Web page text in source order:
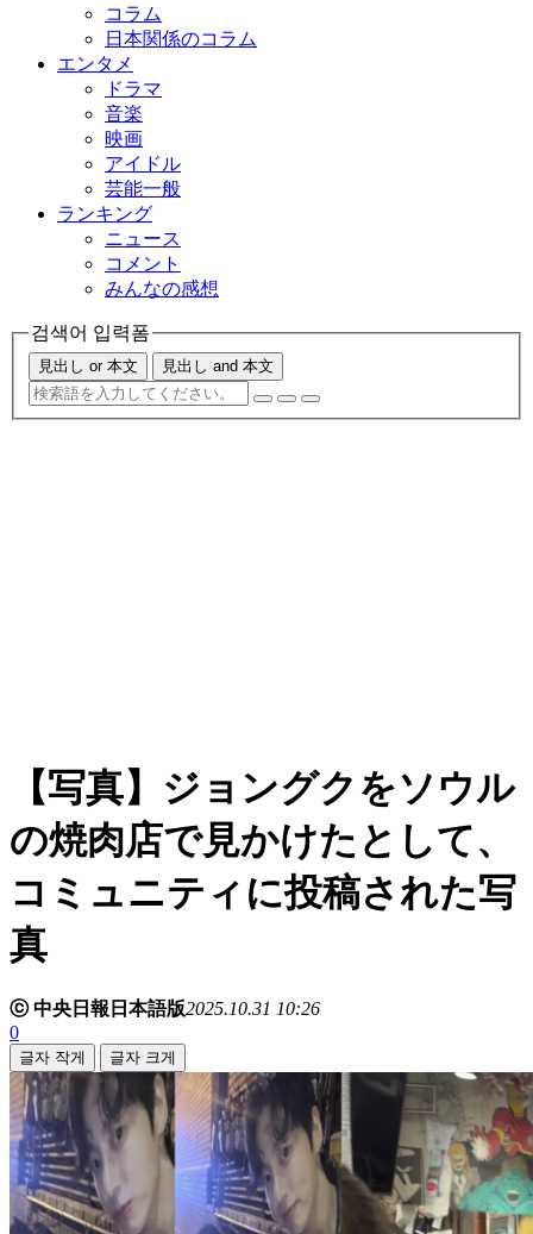
コラム
日本関係のコラム
エンタメ
ドラマ
音楽
映画
アイドル
芸能一般
ランキング
ニュース
コメント
みんなの感想
검색어 입력폼
見出し or 本文 見出し and 本文
【写真】ジョングクをソウル
の焼肉店で見かけたとして、
コミュニティに投稿された写
真
ⓒ 中央日報日本語版2025.10.31 10:26
0
글자 작게 글자 크게